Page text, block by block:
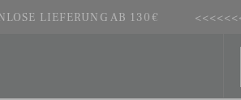
LIEFERUNG AB 130€